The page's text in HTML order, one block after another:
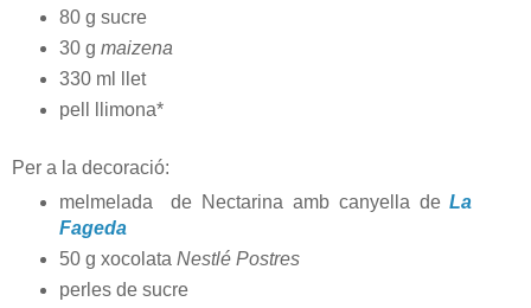
80 g sucre
30 g maizena
330 ml llet
pell llimona*
Per a la decoració:
melmelada de Nectarina amb canyella deLa
Fageda
50 g xocolata Nestlé Postres
perles de sucre